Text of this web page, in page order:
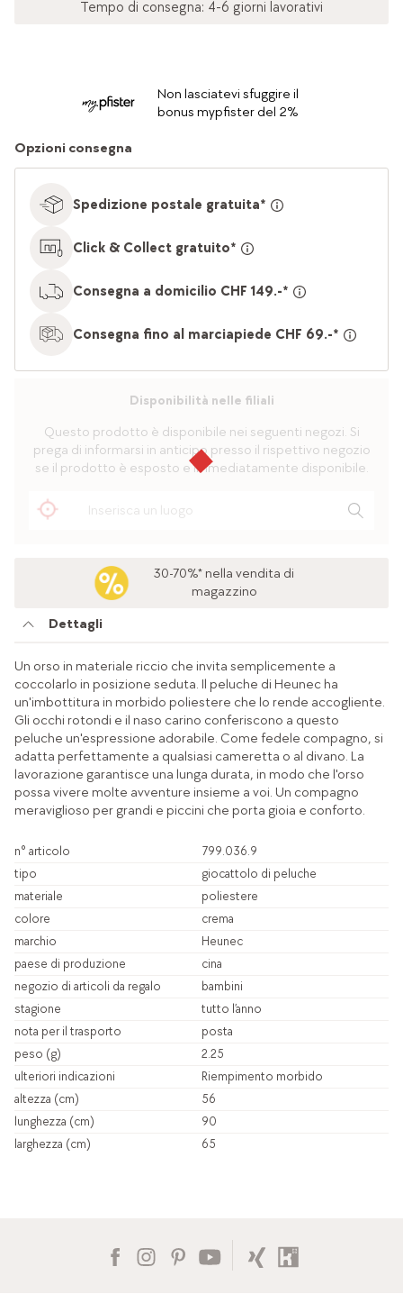
Tempo di consegna: 4-6 giorni lavorativi
Non lasciatevi sfuggire il
bonus mypfister del 2%
Opzioni consegna
Spedizione postale gratuita*
Click & Collect gratuito*
Consegna a domicilio CHF 149.-*
Consegna fino al marciapiede CHF 69.-*
Disponibilità nelle filiali
Questo prodotto è disponibile nei seguenti negozi. Si
prega di informarsi in anticipo presso il rispettivo negozio
se il prodotto è esposto e immediatamente disponibile.
30-70%* nella vendita di
magazzino
Dettagli
Un orso in materiale riccio che invita semplicemente a
coccolarlo in posizione seduta. Il peluche di Heunec ha
un'imbottitura in morbido poliestere che lo rende accogliente.
Gli occhi rotondi e il naso carino conferiscono a questo
peluche un'espressione adorabile. Come fedele compagno, si
adatta perfettamente a qualsiasi cameretta o al divano. La
lavorazione garantisce una lunga durata, in modo che l'orso
possa vivere molte avventure insieme a voi. Un compagno
meraviglioso per grandi e piccini che porta gioia e conforto.
n° articolo
799.036.9
tipo
giocattolo di peluche
materiale
poliestere
colore
crema
marchio
Heunec
paese di produzione
cina
negozio di articoli da regalo
bambini
stagione
tutto l’anno
nota per il trasporto
posta
peso (g)
2.25
ulteriori indicazioni
Riempimento morbido
altezza (cm)
56
lunghezza (cm)
90
larghezza (cm)
65